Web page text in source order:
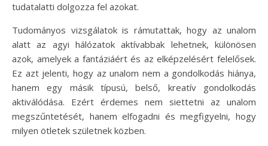
tudatalatti dolgozza fel azokat.
Tudományos vizsgálatok is rámutattak, hogy az unalom
alatt az agyi hálózatok aktívabbak lehetnek, különösen
azok, amelyek a fantáziáért és az elképzelésért felelősek.
Ez azt jelenti, hogy az unalom nem a gondolkodás hiánya,
hanem egy másik típusú, belső, kreatív gondolkodás
aktiválódása. Ezért érdemes nem siettetni az unalom
megszűntetését, hanem elfogadni és megfigyelni, hogy
milyen ötletek születnek közben.